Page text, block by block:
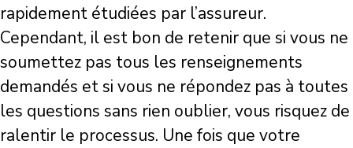
rapidement étudiées par l’assureur.
Cependant, il est bon de retenir que si vous ne
soumettez pas tous les renseignements
demandés et si vous ne répondez pas à toutes
les questions sans rien oublier, vous risquez de
ralentir le processus. Une fois que votre